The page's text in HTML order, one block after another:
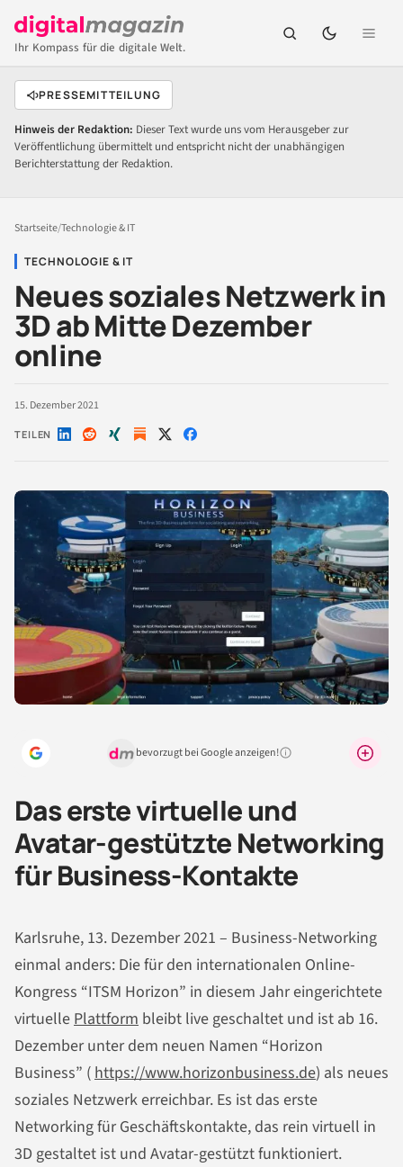
Ihr Kompass für die digitale Welt.
PRESSEMITTEILUNG
Hinweis der Redaktion: Dieser Text wurde uns vom Herausgeber zur
Veröffentlichung übermittelt und entspricht nicht der unabhängigen
Berichterstattung der Redaktion.
Startseite/Technologie & IT
TECHNOLOGIE & IT
Neues soziales Netzwerk in
3D ab Mitte Dezember
online
15. Dezember 2021
TEILEN Auf Auf Auf Auf Auf
bevorzugt bei Google anzeigen!Warum lohnt sich das?
Das erste virtuelle und
Avatar-gestützte Networking
für Business-Kontakte
Karlsruhe, 13. Dezember 2021 – Business-Networking
einmal anders: Die für den internationalen Online-
Kongress “ITSM Horizon” in diesem Jahr eingerichtete
virtuellePlattform bleibt live geschaltet und ist ab 16.
Dezember unter dem neuen Namen “Horizon
Business” (https://www.horizonbusiness.de) als neues
soziales Netzwerk erreichbar. Es ist das erste
Networking für Geschäftskontakte, das rein virtuell in
3D gestaltet ist und Avatar-gestützt funktioniert.